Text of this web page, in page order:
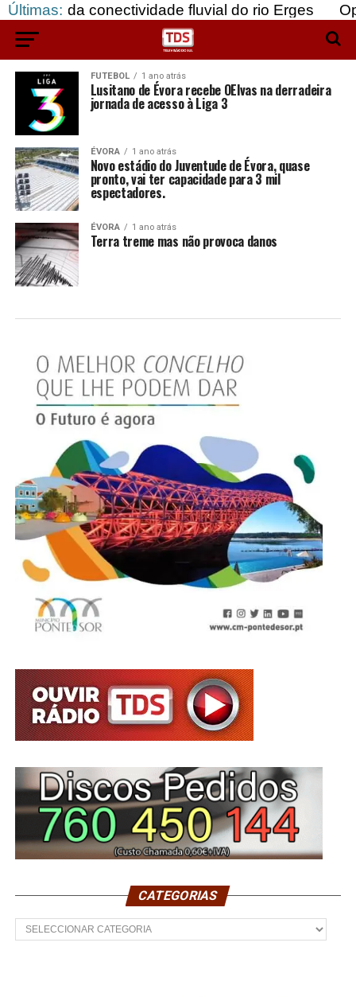
Últimas:
da conectividade fluvial do rio Erges
FUTEBOL 1 ano atrás
Lusitano de Évora recebe OElvas na derradeira
jornada de acesso à Liga 3
ÉVORA 1 ano atrás
Novo estádio do Juventude de Évora, quase
pronto, vai ter capacidade para 3 mil
espectadores.
ÉVORA 1 ano atrás
Terra treme mas não provoca danos
CATEGORIAS
Categorias